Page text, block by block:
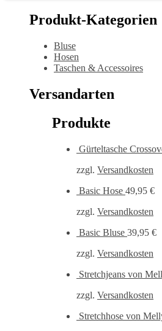
Produkt-Kategorien
Bluse
Hosen
Taschen & Accessoires
Versandarten
Produkte
Gürteltasche
zzgl. Versandkosten
Basic Hose 49,95 €
zzgl. Versandkosten
Basic Bluse 39,95 €
zzgl. Versandkosten
Stretchjeans von
zzgl. Versandkosten
Stretchhose von